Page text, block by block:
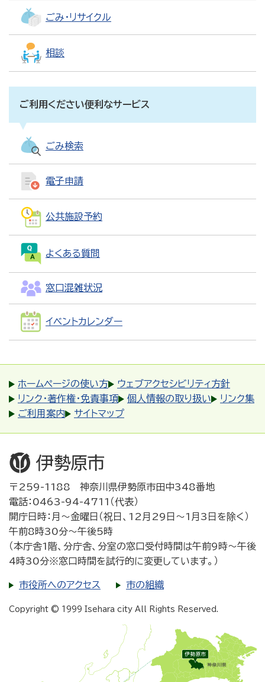
ごみ・リサイクル
相談
ご利用ください便利なサービス
ごみ検索
電子申請
公共施設予約
よくある質問
窓口混雑状況
イベントカレンダー
ホームページの使い方
ウェブアクセシビリティ方針
リンク・著作権・免責事項
個人情報の取り扱い
リンク集
ご利用案内
サイトマップ
〒259-1188 神奈川県伊勢原市田中348番地
電話：0463-94-4711（代表）
開庁日時：月～金曜日（祝日、12月29日～1月3日を除く）
午前8時30分～午後5時
（本庁舎1階、分庁舎、分室の窓口受付時間は午前9時～午後
4時30分※窓口時間を試行的に変更しています。）
市役所へのアクセス 市の組織
Copyright © 1999 Isehara city All Rights Reserved.